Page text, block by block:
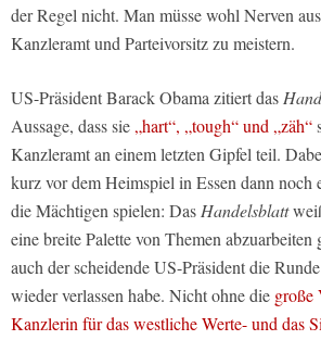
der Regel nicht. Man müsse wohl Nerven
Kanzleramt und Parteivorsitz zu meistern.
US-Präsident Barack Obama zitiert das
Aussage, dass sie„hart“, „tough“ und „zäh“
Kanzleramt an einem letzten Gipfel teil.
kurz vor dem Heimspiel in Essen dann noch
die Mächtigen spielen: DasHandelsblatt
eine breite Palette von Themen abzuarbeiten
auch der scheidende US-Präsident die
wieder verlassen habe. Nicht ohne die große
Kanzlerin für das westliche Werte- und das